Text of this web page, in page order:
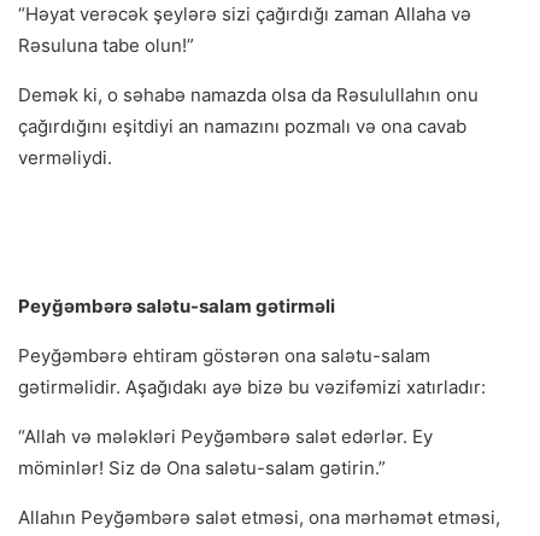
“Həyat verəcək şeylərə sizi çağırdığı zaman Allaha və
Rəsuluna tabe olun!”
Demək ki, o səhabə namazda olsa da Rəsulullahın onu
çağırdığını eşitdiyi an namazını pozmalı və ona cavab
verməliydi.
Peyğəmbərə salətu-salam gətirməli
Peyğəmbərə ehtiram göstərən ona salətu-salam
gətirməlidir. Aşağıdakı ayə bizə bu vəzifəmizi xatırladır:
“Allah və mələkləri Peyğəmbərə salət edərlər. Ey
möminlər! Siz də Ona salətu-salam gətirin.”
Allahın Peyğəmbərə salət etməsi, ona mərhəmət etməsi,